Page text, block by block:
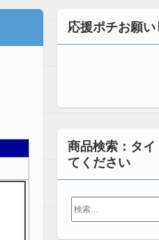
応援ポチお願い
商品検索：タ
てください
検
索: